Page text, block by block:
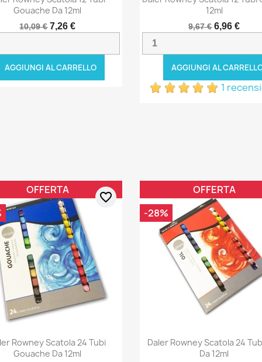
Gouache Da 12ml
10,09 € 7,26 €
AGGIUNGI AL CARRELLO
12ml
9,67 € 6,96 €
AGGIUNGI AL
1
Rowney Scatola 24 Tubi
Gouache Da 12ml
OFFERTA
favorite_border
Daler Rowney Scatola 24
Da 12ml
OFFERTA
-28%